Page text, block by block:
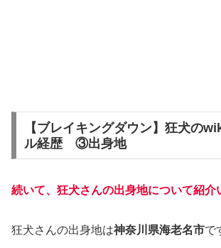
【ブレイキングダウン】狂犬の
ル経歴 ③出身地
続いて、狂犬さんの出身地について紹介
狂犬さんの出身地は神奈川県海老名市で